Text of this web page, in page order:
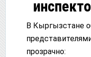
В Кыргызстане
прозрачно: